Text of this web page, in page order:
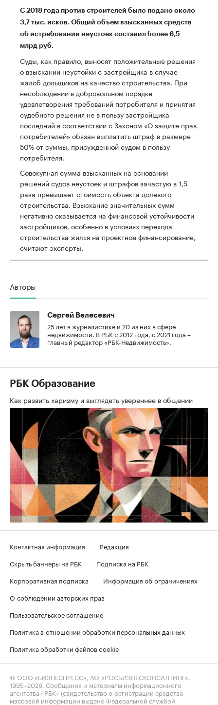
С 2018 года против строителей было подано около
3,7 тыс. исков. Общий объем взысканных средств
об истребовании неустоек составил более 6,5
млрд руб.
Суды, как правило, выносят положительные решения
о взыскании неустойки с застройщика в случае
жалоб дольщиков на качество строительства. При
несоблюдении в добровольном порядке
удовлетворения требований потребителя и принятия
судебного решения не в пользу застройщика
последний в соответствии с Законом «О защите прав
потребителей» обязан выплатить штраф в размере
50% от суммы, присужденной судом в пользу
потребителя.
Совокупная сумма взысканных на основании
решений судов неустоек и штрафов зачастую в 1,5
раза превышает стоимость объекта долевого
строительства. Взыскание значительных сумм
негативно сказывается на финансовой устойчивости
застройщиков, особенно в условиях перехода
строительства жилья на проектное финансирование,
считают эксперты.
Авторы
Сергей Велесевич
25 лет в журналистике и 20 из них в сфере
недвижимости. В РБК с 2012 года, с 2021 года –
главный редактор «РБК-Недвижимость».
РБК Образование
Как развить харизму и выглядеть увереннее в общении
Контактная информация
Редакция
Скрыть баннеры на РБК
Подписка на РБК
Корпоративная подписка
Информация об ограничениях
О соблюдении авторских прав
Пользовательское соглашение
Политика в отношении обработки персональных данных
Политика обработки файлов cookie
© ООО «БИЗНЕСПРЕСС», АО «РОСБИЗНЕСКОНСАЛТИНГ»,
1995–2026 . Сообщения и материалы информационного
агентства «РБК» (свидетельство о регистрации средства
массовой информации выдано Федеральной службой